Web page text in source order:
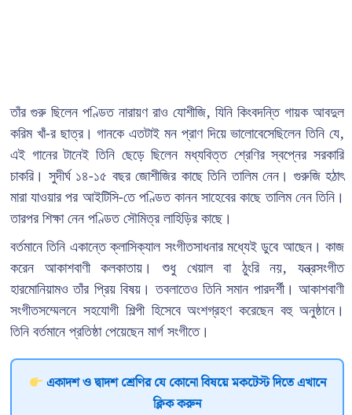
তাঁর গুরু ছিলেন পণ্ডিত নারায়ণ রাও যোশীজি, যিনি কিংবদন্তি গায়ক আবদুল
করিম খাঁ-র ছাত্র। গানকে এতটাই মন প্রাণ দিয়ে ভালোবেসেছিলেন তিনি যে,
এই গানের টানেই তিনি ছেড়ে ছিলেন মধ্যবিত্ত শ্রেণির স্বপ্নের সরকারি
চাকরি। সুদীর্ঘ ১৪-১৫ বছর জোশীজির কাছে তিনি তালিম নেন। গুরুজি হঠাৎ
মারা যাওয়ার পর আইটিসি-তে পণ্ডিত কানন সাহেবের কাছে তালিম নেন তিনি।
তারপর শিক্ষা নেন পণ্ডিত সৌমিত্র লাহিড়ির কাছে।
বর্তমানে তিনি একান্তে ক্লাসিক্যাল সংগীতসাধনার মধ্যেই ডুবে আছেন। কাজ
করেন আকাশবাণী কলকাতায়। শুধু খেয়াল বা ঠুংরি নয়, যন্ত্রসংগীত
হারমোনিয়ামও তাঁর প্রিয় বিষয়। তবলাতেও তিনি সমান পারদর্শী। আকাশবাণী
সংগীতসম্মেলনে সহযোগী শিল্পী হিসেবে অংশগ্রহণ করেছেন বহু অনুষ্ঠানে।
তিনি বর্তমানে প্রতিষ্ঠা পেয়েছেন মার্গ সংগীতে।
একাদশ ও দ্বাদশ শ্রেণির যে কোনো বিষয়ে মকটেস্ট দিতে এখানে
ক্লিক করুন